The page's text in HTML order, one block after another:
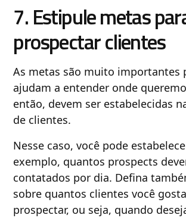
7. Estipule metas
prospectar clientes
As metas são muito importantes
ajudam a entender onde
então, devem ser estabelecidas
de clientes.
Nesse caso, você pode
exemplo, quantos prospects
contatados por dia. Defina
sobre quantos clientes você
prospectar, ou seja, quando